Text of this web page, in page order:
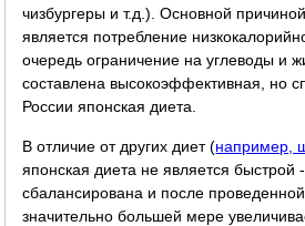
чизбургеры и т.д.). Основной
является потребление
очередь ограничение на углеводы и
составлена высокоэффективная, но
России японская диета.
В отличие от других диет (например,
японская диета не является быстрой
сбалансирована и после
значительно большей мере